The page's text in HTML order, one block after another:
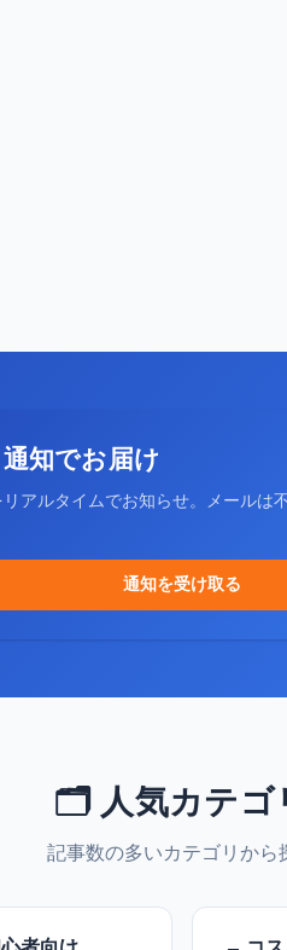
知でお届け
アルタイムでお知らせ。メールは
通知を受け取る
🗂️ 人気カテゴ
記事数の多いカテゴリから